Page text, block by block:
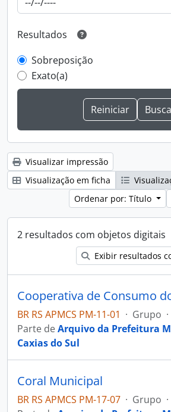
Resultados
Sobreposição
Exato(a)
Visualizar impressão
Visualização em ficha
Ordenar por: Título
2 resultados com objetos digitais
Exibir resultados
BR RS APMCS PM-11-01 · Grupo ·
Parte deArquivo da Prefeitura
Caxias do Sul
Coral Municipal
BR RS APMCS PM-17-07 · Grupo ·